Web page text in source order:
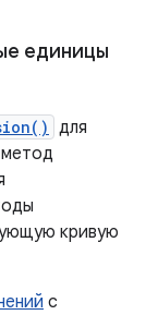
единицы
для
кривую
с